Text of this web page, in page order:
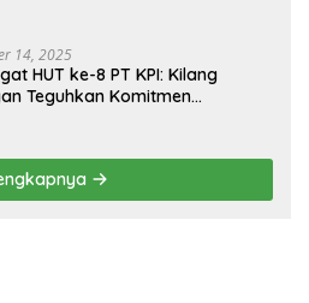
14, 2025
HUT ke-8 PT KPI: Kilang
Teguhkan Komitmen